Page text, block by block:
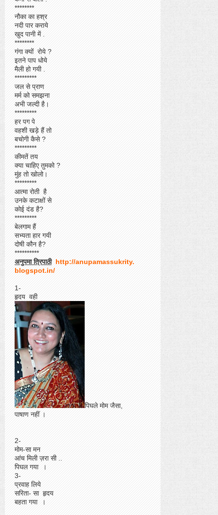
********
नौका का हश्र
नदी पार कराये
खुद पानी में .
********
गंगा क्यों रोये ?
इतने पाप धोये
मैली हो गयी .
*********
जल से प्राण
मर्म को समझना
अभी जल्दी है।
*********
हर पग पे
वहशी खड़े हैं तो
बचोगी कैसे ?
*********
कीमतें तय
क्या चाहिए तुमको ?
मुंह तो खोलो।
*********
आत्मा रोती है
उनके कटाक्षों से
कोई दंड है?
*********
बेलगाम हैं
सभ्यता हार गयी
दोषी कौन है?
**********
अनुपमा त्रिपाठी http://anupamassukrity.
blogspot.in/
1-
हृदय वही
पिघले मोम जैसा,
पाषाण नहीं ।
2-
मोम-सा मन
आंच मिली ज़रा सी ..
पिघल गया ।
3-
प्रवाह लिये
सरिता- सा हृदय
बहता गया ।